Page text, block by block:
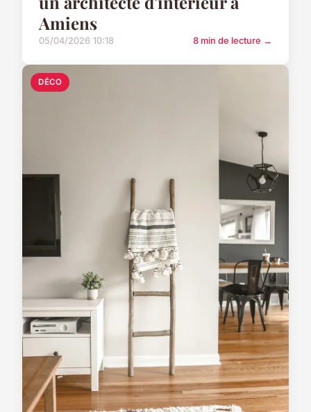
Amiens
05/04/2026 10:18 8 min de lecture →
DÉCO